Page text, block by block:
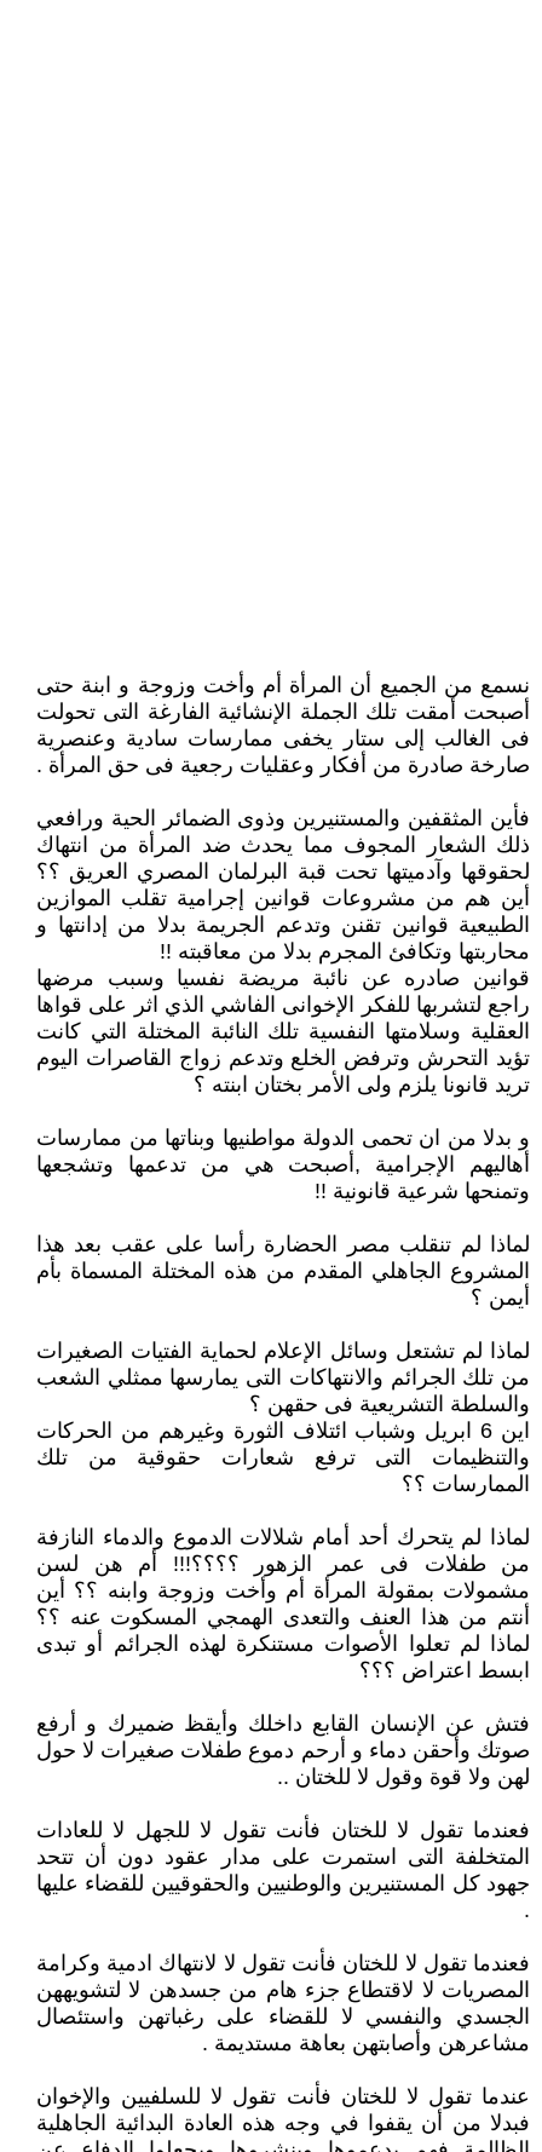
نسمع من الجميع أن المرأة أم وأخت وزوجة و ابنة حتى
أصبحت أمقت تلك الجملة الإنشائية الفارغة التى تحولت
فى الغالب إلى ستار يخفى ممارسات سادية وعنصرية
صارخة صادرة من أفكار وعقليات رجعية فى حق المرأة .
فأين المثقفين والمستنيرين وذوى الضمائر الحية ورافعي
ذلك الشعار المجوف مما يحدث ضد المرأة من انتهاك
لحقوقها وآدميتها تحت قبة البرلمان المصري العريق ؟؟
أين هم من مشروعات قوانين إجرامية تقلب الموازين
الطبيعية قوانين تقنن وتدعم الجريمة بدلا من إدانتها و
محاربتها وتكافئ المجرم بدلا من معاقبته !!
قوانين صادره عن نائبة مريضة نفسيا وسبب مرضها
راجع لتشربها للفكر الإخوانى الفاشي الذي اثر على قواها
العقلية وسلامتها النفسية تلك النائبة المختلة التي كانت
تؤيد التحرش وترفض الخلع وتدعم زواج القاصرات اليوم
تريد قانونا يلزم ولى الأمر بختان ابنته ؟
و بدلا من ان تحمى الدولة مواطنيها وبناتها من ممارسات
أهاليهم الإجرامية ,أصبحت هي من تدعمها وتشجعها
وتمنحها شرعية قانونية !!
لماذا لم تنقلب مصر الحضارة رأسا على عقب بعد هذا
المشروع الجاهلي المقدم من هذه المختلة المسماة بأم
أيمن ؟
لماذا لم تشتعل وسائل الإعلام لحماية الفتيات الصغيرات
من تلك الجرائم والانتهاكات التى يمارسها ممثلي الشعب
والسلطة التشريعية فى حقهن ؟
اين 6 ابريل وشباب ائتلاف الثورة وغيرهم من الحركات
والتنظيمات التى ترفع شعارات حقوقية من تلك
الممارسات ؟؟
لماذا لم يتحرك أحد أمام شلالات الدموع والدماء النازفة
من طفلات فى عمر الزهور ؟؟؟؟!!! أم هن لسن
مشمولات بمقولة المرأة أم وأخت وزوجة وابنه ؟؟ أين
أنتم من هذا العنف والتعدى الهمجي المسكوت عنه ؟؟
لماذا لم تعلوا الأصوات مستنكرة لهذه الجرائم أو تبدى
ابسط اعتراض ؟؟؟
فتش عن الإنسان القابع داخلك وأيقظ ضميرك و أرفع
صوتك وأحقن دماء و أرحم دموع طفلات صغيرات لا حول
لهن ولا قوة وقول لا للختان ..
فعندما تقول لا للختان فأنت تقول لا للجهل لا للعادات
المتخلفة التى استمرت على مدار عقود دون أن تتحد
جهود كل المستنيرين والوطنيين والحقوقيين للقضاء عليها
.
فعندما تقول لا للختان فأنت تقول لا لانتهاك ادمية وكرامة
المصريات لا لاقتطاع جزء هام من جسدهن لا لتشويههن
الجسدي والنفسي لا للقضاء على رغباتهن واستئصال
مشاعرهن وأصابتهن بعاهة مستديمة .
عندما تقول لا للختان فأنت تقول لا للسلفيين والإخوان
فبدلا من أن يقفوا في وجه هذه العادة البدائية الجاهلية